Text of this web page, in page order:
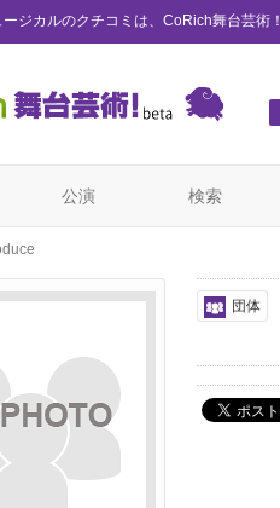
ジカルのクチコミは、CoRich舞台芸術！
公演 検索
団体